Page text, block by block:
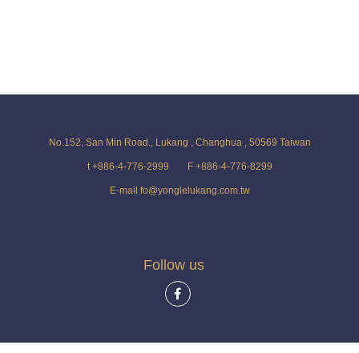
No.152, San Min Road., Lukang , Changhua , 50569 Taiwan
t +886-4-776-2999 F +886-4-776-8299
E-mail fo@yonglelukang.com.tw
Follow us